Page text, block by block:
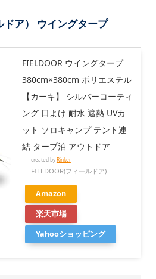
ドア） ウイングタープ
FIELDOOR ウイングタープ
380cm×380cm ポリエステル
【カーキ】 シルバーコーティ
ング 日よけ 耐水 遮熱 UVカ
ット ソロキャンプ テント連
結 タープ泊 アウトドア
created byRinker
FIELDOOR(フィールドア)
Amazon
楽天市場
Yahooショッピング